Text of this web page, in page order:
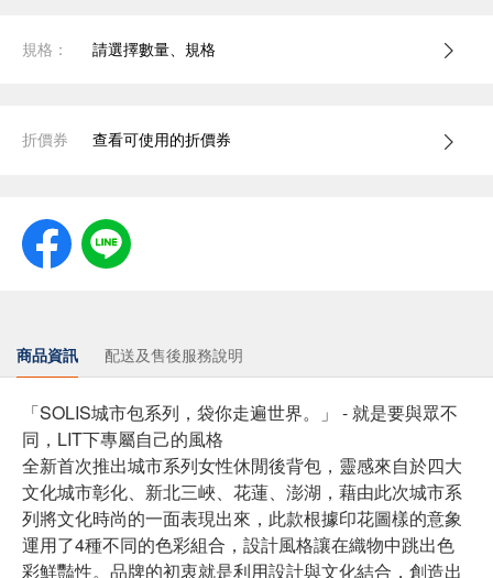
規格： 請選擇數量、規格
折價券 查看可使用的折價券
商品資訊 配送及售後服務說明
「SOLIS城市包系列，袋你走遍世界。」 - 就是要與眾不
同，LIT下專屬自己的風格
全新首次推出城市系列女性休閒後背包，靈感來自於四大
文化城市彰化、新北三峽、花蓮、澎湖，藉由此次城市系
列將文化時尚的一面表現出來，此款根據印花圖樣的意象
運用了4種不同的色彩組合，設計風格讓在織物中跳出色
彩鮮豔性。品牌的初衷就是利用設計與文化結合，創造出